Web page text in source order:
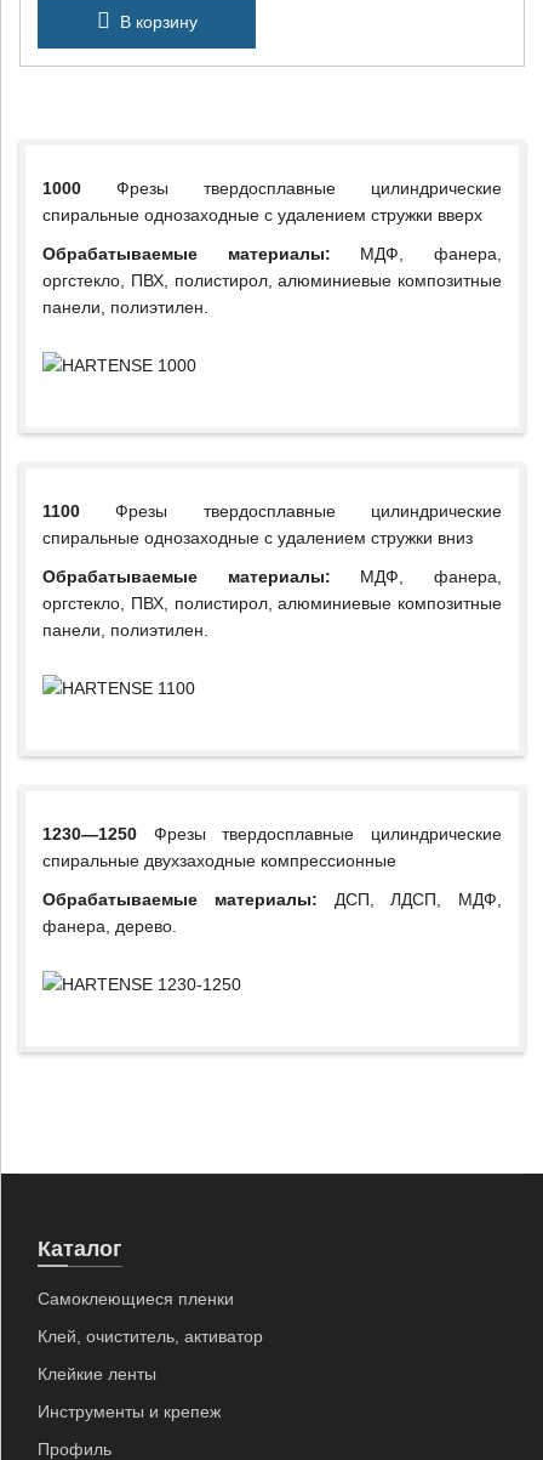
В корзину
1000 Фрезы твердосплавные цилиндрические
спиральные однозаходные с удалением стружки вверх
Обрабатываемые материалы: МДФ, фанера,
оргстекло, ПВХ, полистирол, алюминиевые композитные
панели, полиэтилен.
1100 Фрезы твердосплавные цилиндрические
спиральные однозаходные с удалением стружки вниз
Обрабатываемые материалы: МДФ, фанера,
оргстекло, ПВХ, полистирол, алюминиевые композитные
панели, полиэтилен.
1230—1250 Фрезы твердосплавные цилиндрические
спиральные двухзаходные компрессионные
Обрабатываемые материалы: ДСП, ЛДСП, МДФ,
фанера, дерево.
Каталог
Самоклеющиеся пленки
Клей, очиститель, активатор
Клейкие ленты
Инструменты и крепеж
Профиль